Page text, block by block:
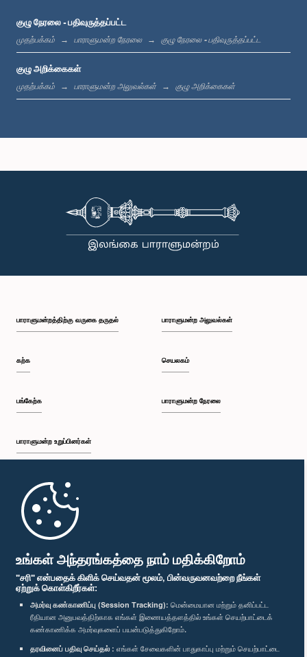
உங்கள் அந்தரங்கத்தை நாம் மதிக்கிறோம்
"சரி" என்பதைக் கிளிக் செய்வதன் மூலம், பின்வருவனவற்றை நீங்கள்
ஏற்றுக் கொள்கிறீர்கள்:
அமர்வு கண்காணிப்பு (Session Tracking): மென்மையான மற்றும் தனிப்பட்ட
ரீதியான அனுபவத்திற்காக எங்கள் இணையத்தளத்தில் உங்கள் செயற்பாட்டைக்
கண்காணிக்க அமர்வுகளைப் பயன்படுத்துகிறோம்.
தரவினைப் பதிவு செய்தல் : எங்கள் சேவைகளின் பாதுகாப்பு மற்றும் செயற்பாட்டை
கௌரவ (திருமதி) சட்டத்தரணி நிலூஷா லக்மாலி கமகே, பா.உ.
உறுப்பினர்
கௌரவ பத்மசிரி பண்டார, பா.உ.
குழு நேரலை - பதிவுருத்தப்பட்ட
முதற்பக்கம் பாராளுமன்ற நேரலை குழு நேரலை - பதிவுருத்தப்பட்ட
குழு அறிக்கைகள்
முதற்பக்கம் பாராளுமன்ற அலுவல்கள் குழு அறிக்கைகள்
பாராளுமன்றத்திற்கு வருகை தருதல்
கற்க
பங்கேற்க
பாராளுமன்ற உறுப்பினர்கள்
முதற்பக்கம்
பாராளுமன்ற அலுவல்கள்
செயலகம்
பாராளுமன்ற நேரலை
பாராளுமன்ற கையடக்க செயலி
எம்மை பின்தொடர்க :